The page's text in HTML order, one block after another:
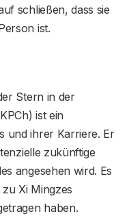
schließen, dass sie
ist.
Stern in der
ist ein
und ihrer Karriere. Er
zukünftige
angesehen wird. Es
Xi Mingzes
haben.